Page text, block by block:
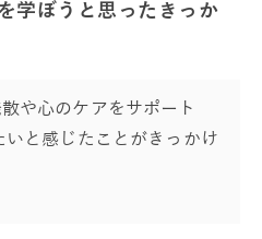
学ぼうと思ったきっか
や心のケアをサポート
いと感じたことがきっかけ